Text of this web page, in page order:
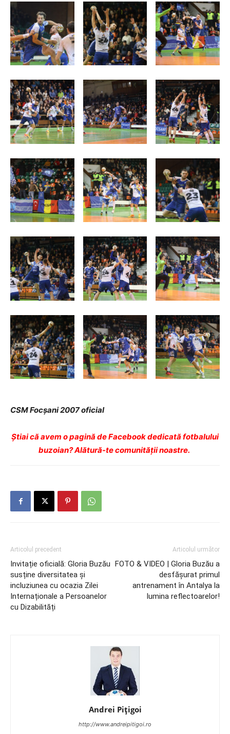
CSM Focșani 2007 oficial
Ştiai că avem o pagină de Facebook dedicată fotbalului
buzoian? Alătură-te comunității noastre.
Articolul precedent
Invitație oficială: Gloria Buzău
susține diversitatea și
incluziunea cu ocazia Zilei
Internaționale a Persoanelor
cu Dizabilități
Articolul următor
FOTO & VIDEO | Gloria Buzău a
desfășurat primul
antrenament în Antalya la
lumina reflectoarelor!
Andrei Pițigoi
http://www.andreipitigoi.ro